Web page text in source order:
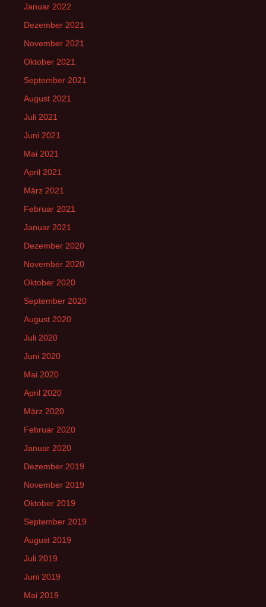
Januar 2022
Dezember 2021
November 2021
Oktober 2021
September 2021
August 2021
Juli 2021
Juni 2021
Mai 2021
April 2021
März 2021
Februar 2021
Januar 2021
Dezember 2020
November 2020
Oktober 2020
September 2020
August 2020
Juli 2020
Juni 2020
Mai 2020
April 2020
März 2020
Februar 2020
Januar 2020
Dezember 2019
November 2019
Oktober 2019
September 2019
August 2019
Juli 2019
Juni 2019
Mai 2019